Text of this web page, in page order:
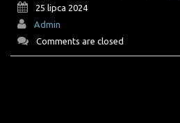
25 lipca 2024
Admin
Comments are closed